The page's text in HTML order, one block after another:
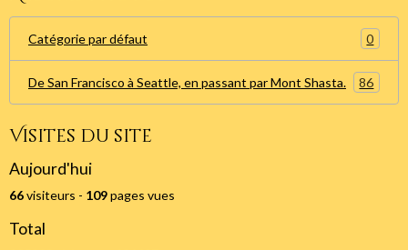
Catégorie par défaut 0
De San Francisco à Seattle, en passant par Mont Shasta. 86
Visites du site
Aujourd'hui
66visiteurs - 109pages vues
Total